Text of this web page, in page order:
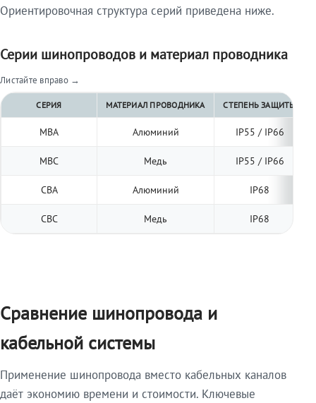
Ориентировочная структура серий приведена ниже.
Серии шинопроводов и материал проводника
Листайте вправо →
СЕРИЯ МАТЕРИАЛ ПРОВОДНИКА СТЕПЕНЬ ЗАЩИТЫ
МВА Алюминий IP55 / IP66
МВС Медь IP55 / IP66
СВА Алюминий IP68
СВС Медь IP68
Сравнение шинопровода и
кабельной системы
Применение шинопровода вместо кабельных каналов
даёт экономию времени и стоимости. Ключевые